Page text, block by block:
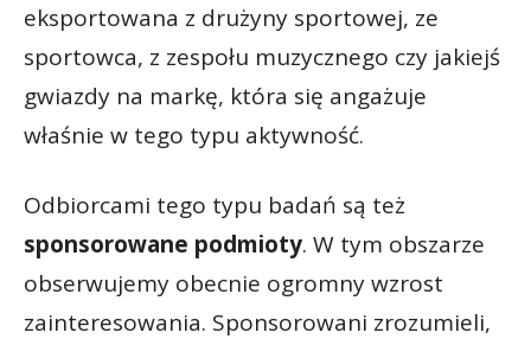
eksportowana z drużyny sportowej, ze
sportowca, z zespołu muzycznego czy jakiejś
gwiazdy na markę, która się angażuje
właśnie w tego typu aktywność.
Odbiorcami tego typu badań są też
sponsorowane podmioty. W tym obszarze
obserwujemy obecnie ogromny wzrost
zainteresowania. Sponsorowani zrozumieli,